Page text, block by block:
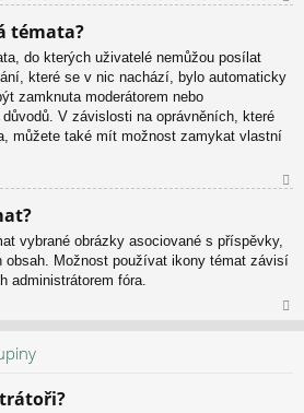
u
témata?
do kterých uživatelé nemůžou posílat
které se v nic nachází, bylo automaticky
zamknuta moderátorem nebo
V závislosti na oprávněních, které
můžete také mít možnost zamykat vlastní
or
u
vybrané obrázky asociované s příspěvky,
obsah. Možnost používat ikony témat závisí
administrátorem fóra.